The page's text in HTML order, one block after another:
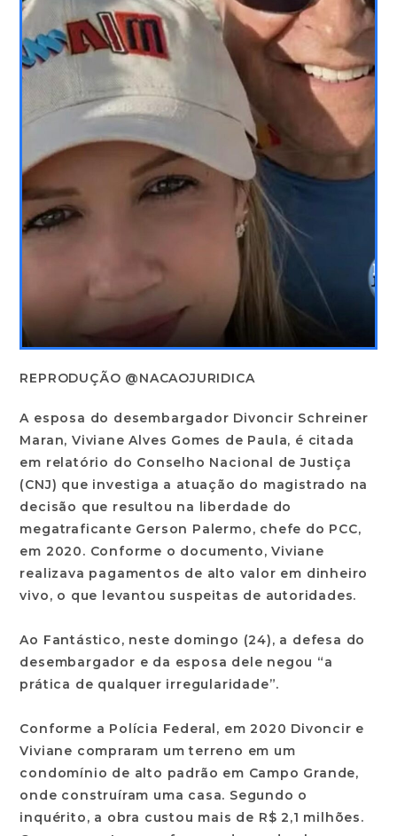
REPRODUÇÃO @NACAOJURIDICA
A esposa do desembargador Divoncir Schreiner
Maran, Viviane Alves Gomes de Paula, é citada
em relatório do Conselho Nacional de Justiça
(CNJ) que investiga a atuação do magistrado na
decisão que resultou na liberdade do
megatraficante Gerson Palermo, chefe do PCC,
em 2020. Conforme o documento, Viviane
realizava pagamentos de alto valor em dinheiro
vivo, o que levantou suspeitas de autoridades.
Ao Fantástico, neste domingo (24), a defesa do
desembargador e da esposa dele negou “a
prática de qualquer irregularidade”.
Conforme a Polícia Federal, em 2020 Divoncir e
Viviane compraram um terreno em um
condomínio de alto padrão em Campo Grande,
onde construíram uma casa. Segundo o
inquérito, a obra custou mais de R$ 2,1 milhões.